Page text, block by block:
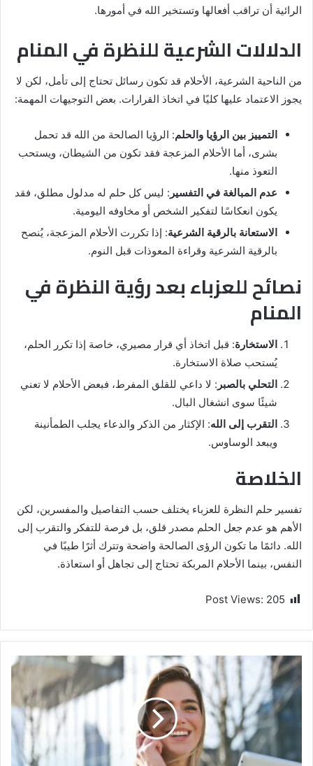
الرائية أن تراقب أفعالها وتستخير الله في أمورها.
الدلالات الشرعية للنظرة في المنام
من الناحية الشرعية، الأحلام قد تكون رسائل تحتاج إلى تأمل، لكن لا
يجوز الاعتماد عليها كليًا في اتخاذ القرارات. بعض التوجيهات المهمة:
التمييز بين الرؤيا والحلم: الرؤيا الصالحة من الله قد تحمل
بشرى، أما الأحلام المزعجة فقد تكون من الشيطان، ويستحب
التعوذ منها.
عدم المبالغة في التفسير : ليس كل حلم له مدلول مطلق، فقد
يكون انعكاسًا لتفكير الشخص أو مخاوفه اليومية.
الاستعانة بالرقية الشرعية: إذا تكررت الأحلام المزعجة، يُنصح
بالرقية الشرعية وقراءة المعوذات قبل النوم.
نصائح للعزباء بعد رؤية النظرة في
المنام
الاستخارة: قبل اتخاذ أي قرار مصيري، خاصة إذا تكرر الحلم،
يُستحب صلاة الاستخارة.
التحلي بالصبر : لا داعي للقلق المفرط، فبعض الأحلام لا تعني
شيئًا سوى انشغال البال.
التقرب إلى الله: الإكثار من الذكر والدعاء يجلب الطمأنينة
ويبعد الوساوس.
الخلاصة
تفسير حلم النظرة للعزباء يختلف حسب التفاصيل والمفسرين، لكن
الأهم هو عدم جعل الحلم مصدر قلق، بل فرصة للتفكر والتقرب إلى
الله. دائمًا ما تكون الرؤى الصالحة واضحة وتترك أثرًا طيبًا في
النفس، بينما الأحلام المربكة تحتاج إلى تجاهل أو استعاذة.
Post Views: 205